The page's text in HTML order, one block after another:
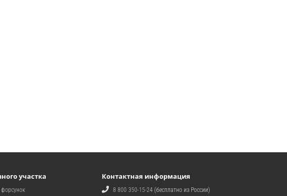
участка Контактная информация
8 800 350-15-24(бесплатно из России)